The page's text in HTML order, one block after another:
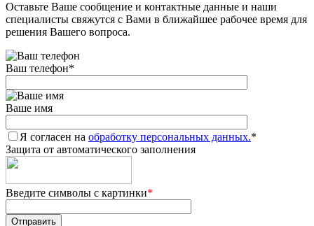
Оставьте Ваше сообщение и контактные данные и наши
специалисты свяжутся с Вами в ближайшее рабочее время для
решения Вашего вопроса.
Ваш телефон*
Ваше имя
Я согласен на обработку персональных данных.*
Защита от автоматического заполнения
Введите символы с картинки*